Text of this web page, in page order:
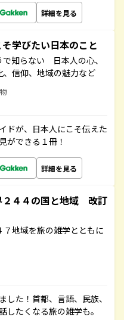
詳細を見る
学びたい日本のこと
で知らない 日本人の心、
、信仰、地域の魅力など
ドが、日本人にこそ伝えた
ができる１冊！
詳細を見る
４４の国と地域 改訂
７地域を旅の雑学とともに
た！首都、言語、民族、
たくなる旅の雑学も。